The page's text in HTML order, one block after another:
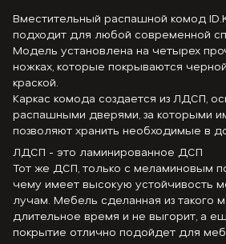
Вместительный распашной комод
подходит для любой современной
Модель установлена на четырех
ножках, которые покрываются
краской.
Каркас комода создается из ЛДСП,
распашными дверями, за которыми
позволяют хранить необходимые в
ЛДСП - это ламинированное ДСП
Тот же ДСП, только с меламиновым
чему имеет высокую устойчивость
лучам. Мебель сделанная из такого
длительное время и не выгорит, а
покрытие отлично подойдет для